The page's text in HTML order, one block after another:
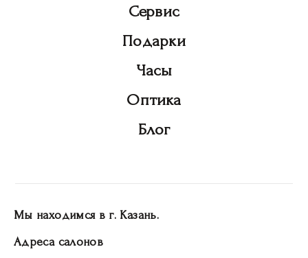
Сервис
Подарки
Часы
Оптика
Блог
Мы находимся в г. Казань.
Адреса салонов